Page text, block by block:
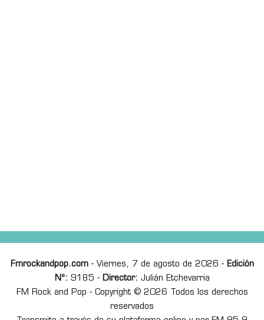
Fmrockandpop.com- Viernes, 7 de agosto de 2026 - Edición
Nº: 9185 - Director: Julián Etchevarria
FM Rock and Pop - Copyright © 2026 Todos los derechos
reservados